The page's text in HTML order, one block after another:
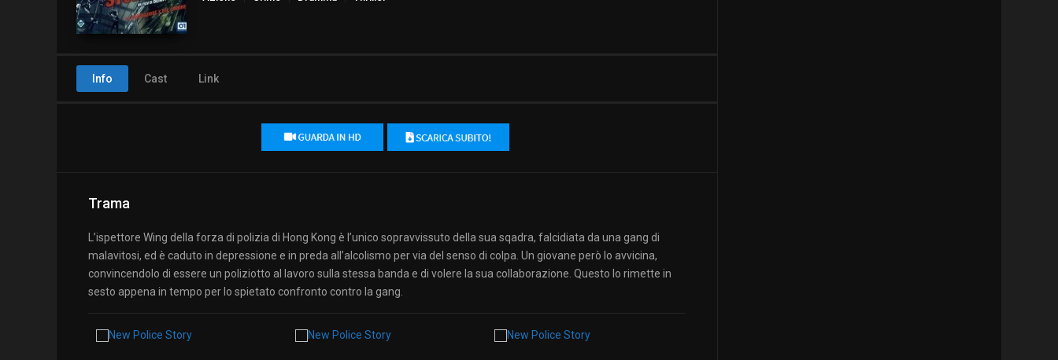
Info Cast Link
Trama
L’ispettore Wing della forza di polizia di Hong Kong è l’unico sopravvissuto della sua sqadra, falcidiata da una gang di
malavitosi, ed è caduto in depressione e in preda all’alcolismo per via del senso di colpa. Un giovane però lo avvicina,
convincendolo di essere un poliziotto al lavoro sulla stessa banda e di volere la sua collaborazione. Questo lo rimette in
sesto appena in tempo per lo spietato confronto contro la gang.